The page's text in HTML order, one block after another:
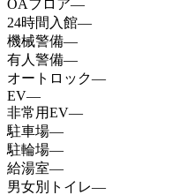
OAフロア—
24時間入館—
機械警備—
有人警備—
オートロック—
EV—
非常用EV—
駐車場—
駐輪場—
給湯室—
男女別トイレ—